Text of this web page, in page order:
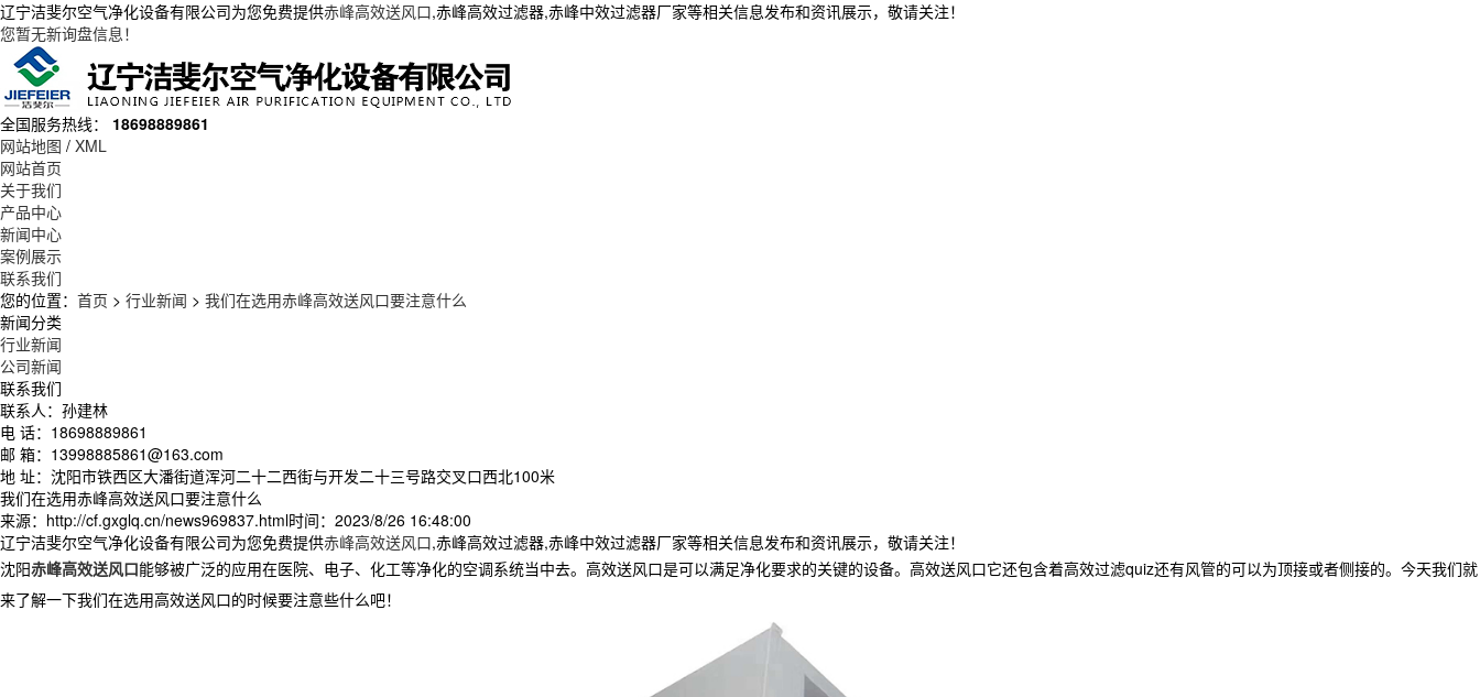
辽宁洁斐尔空气净化设备有限公司为您免费提供赤峰高效送风口,赤峰高效过滤器,赤峰中效过滤器厂家等相关信息发布和资讯展示，敬请关注！
您暂无新询盘信息！
全国服务热线： 18698889861
网站地图 / XML
网站首页
关于我们
产品中心
新闻中心
案例展示
联系我们
您的位置： 首页 > 行业新闻 > 我们在选用赤峰高效送风口要注意什么
新闻分类
行业新闻
公司新闻
联系我们
联系人：孙建林
电 话：18698889861
邮 箱：13998885861@163.com
地 址：沈阳市铁西区大潘街道浑河二十二西街与开发二十三号路交叉口西北100米
我们在选用赤峰高效送风口要注意什么
来源：http://cf.gxglq.cn/news969837.html时间：2023/8/26 16:48:00
辽宁洁斐尔空气净化设备有限公司为您免费提供赤峰高效送风口,赤峰高效过滤器,赤峰中效过滤器厂家等相关信息发布和资讯展示，敬请关注！
沈阳赤峰高效送风口能够被广泛的应用在医院、电子、化工等净化的空调系统当中去。高效送风口是可以满足净化要求的关键的设备。高效送风口它还包含着高效过滤quiz还有风管的可以为顶接或者侧接的。今天我们就
来了解一下我们在选用高效送风口的时候要注意些什么吧！